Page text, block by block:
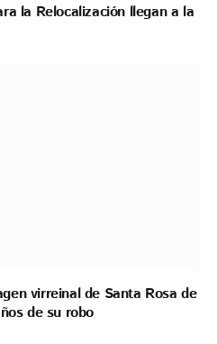
la Relocalización llegan a la
virreinal de Santa Rosa de
de su robo